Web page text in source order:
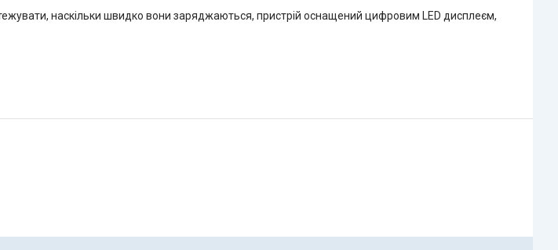
наскільки швидко вони заряджаються, пристрій оснащений цифровим LED дисплеєм,